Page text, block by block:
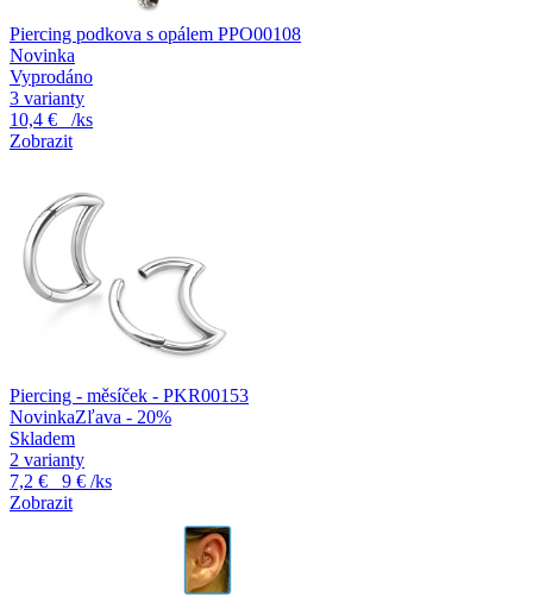
Piercing podkova s opálem PPO00108
Novinka
Vyprodáno
3 varianty
10,4 €
/ks
Zobrazit
Piercing - měsíček - PKR00153
NovinkaZľava - 20%
Skladem
2 varianty
7,2 €
9 € /ks
Zobrazit